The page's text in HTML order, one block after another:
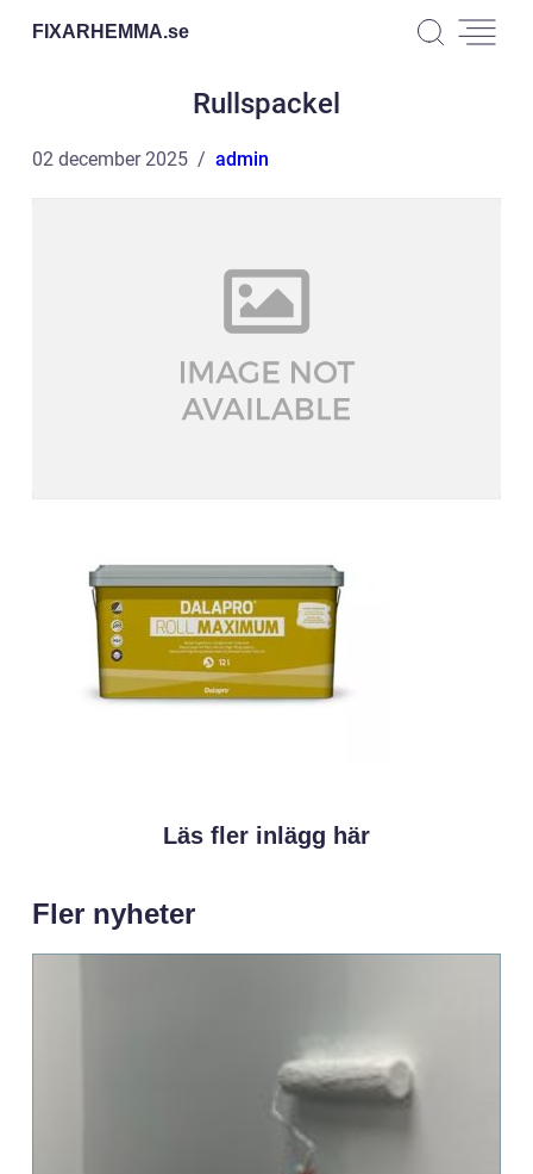
FIXARHEMMA.se
Rullspackel
02 december 2025 admin
Läs fler inlägg här
Fler nyheter